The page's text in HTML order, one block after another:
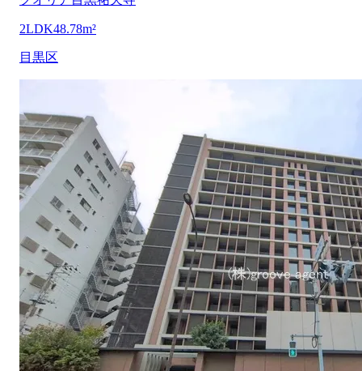
2LDK48.78m²
目黒区